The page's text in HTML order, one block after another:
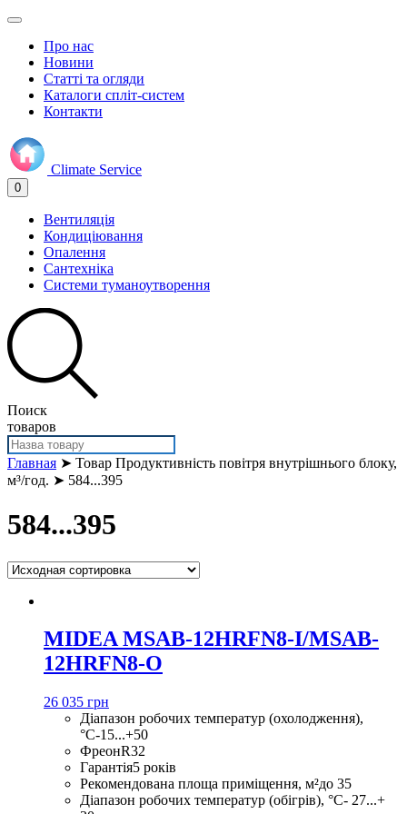
Про нас
Новини
Статті та огляди
Каталоги спліт-систем
Контакти
Climate Service
0
Вентиляція
Кондиціювання
Опалення
Сантехніка
Системи туманоутворення
Поиск
товаров
Главная ➤ Товар Продуктивність повітря внутрішнього блоку,
м³/год. ➤ 584...395
584...395
MIDEA MSAB-12HRFN8-I/MSAB-
12HRFN8-O
26 035 грн
Діапазон робочих температур (охолодження),
°С-15...+50
ФреонR32
Гарантія5 років
Рекомендована площа приміщення, м²до 35
Діапазон робочих температур (обігрів), °С- 27...+